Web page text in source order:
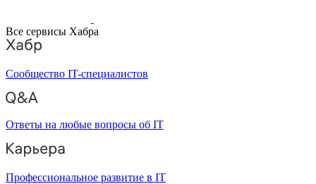
Все сервисы Хабра
Сообщество IT-специалистов
Ответы на любые вопросы об IT
Профессиональное развитие в IT